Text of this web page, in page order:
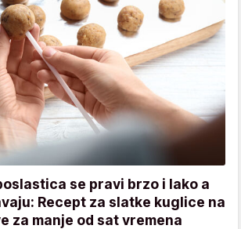
se pravi brzo i lako a
Recept za slatke kuglice na
za manje od sat vremena